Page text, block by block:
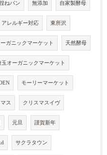
ねパン 無添加 自家製酵母
アレルギー対応 東所沢
ーガニックマーケット 天然酵母
玉オーガニックマーケット
モーリーマーケット
ス クリスマスイヴ
元旦 謹賀新年
サクラタウン